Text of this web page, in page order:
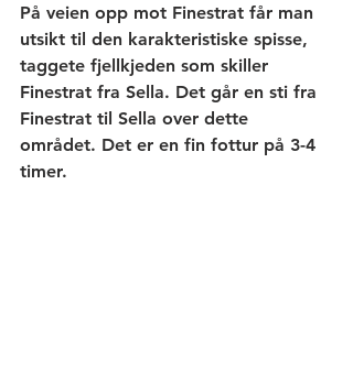
På veien opp mot Finestrat får man
utsikt til den karakteristiske spisse,
taggete fjellkjeden som skiller
Finestrat fra Sella. Det går en sti fra
Finestrat til Sella over dette
området. Det er en fin fottur på 3-4
timer.